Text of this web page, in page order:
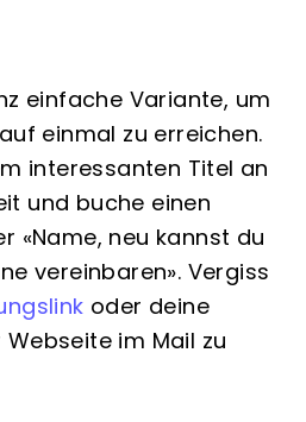
einfache Variante, um
einmal zu erreichen.
interessanten Titel an
und buche einen
«Name, neu kannst du
vereinbaren». Vergiss
oder deine
Webseite im Mail zu